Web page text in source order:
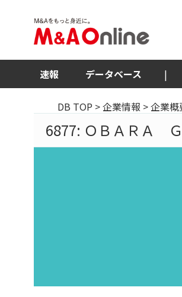
速報 データベース |
DB TOP >企業情報 > 企業概
6877: ＯＢＡＲＡ